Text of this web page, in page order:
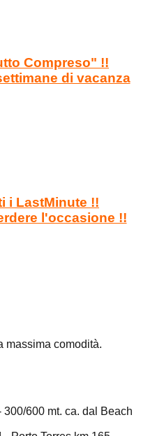
Compreso" !!
di vacanza
i LastMinute !!
l'occasione !!
massima comodità.
300/600 mt. ca. dal Beach